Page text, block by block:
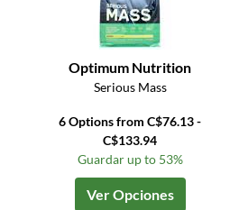
Optimum Nutrition
Serious Mass
6 Options from C$76.13 -
C$133.94
Guardar up to 53%
Ver Opciones